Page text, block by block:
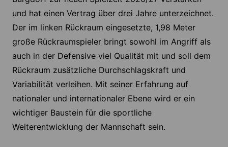
und hat einen Vertrag über drei Jahre unterzeichnet.
Der im linken Rückraum eingesetzte, 1,98 Meter
große Rückraumspieler bringt sowohl im Angriff als
auch in der Defensive viel Qualität mit und soll dem
Rückraum zusätzliche Durchschlagskraft und
Variabilität verleihen. Mit seiner Erfahrung auf
nationaler und internationaler Ebene wird er ein
wichtiger Baustein für die sportliche
Weiterentwicklung der Mannschaft sein.